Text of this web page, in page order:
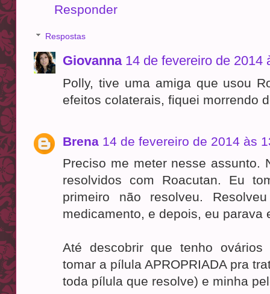
Responder
Respostas
Giovanna 14 de fevereiro de 2014
Polly, tive uma amiga que usou
efeitos colaterais, fiquei morrendo
Brena 14 de fevereiro de 2014 às
Preciso me meter nesse assunto.
resolvidos com Roacutan. Eu
primeiro não resolveu.
medicamento, e depois, eu parava
Até descobrir que tenho ovários
tomar a pílula APROPRIADA pra
toda pílula que resolve) e minha